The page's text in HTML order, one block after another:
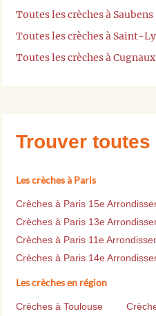
Toutes les crèches à Saubens
Toutes les crèches à Saint-
Toutes les crèches à Cugnaux
Trouver
Les crèches à Paris
Crèches à Paris 15e
Crèches à Paris 13e
Crèches à Paris 11e
Crèches à Paris 14e
Les crèches en région
Crèches à Toulouse